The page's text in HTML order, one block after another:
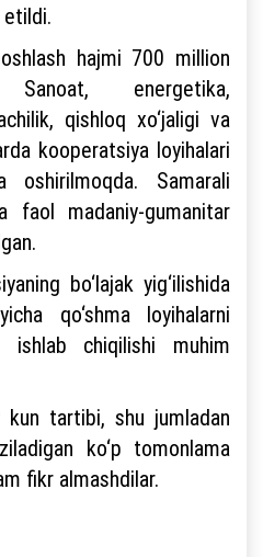
etildi.
hajmi 700 million
energetika,
qishloq xo‘jaligi va
kooperatsiya loyihalari
oshirilmoqda. Samarali
faol madaniy-gumanitar
bo‘lajak yig‘ilishida
qo‘shma loyihalarni
ishlab chiqilishi muhim
kun tartibi, shu jumladan
ko‘p tomonlama
fikr almashdilar.